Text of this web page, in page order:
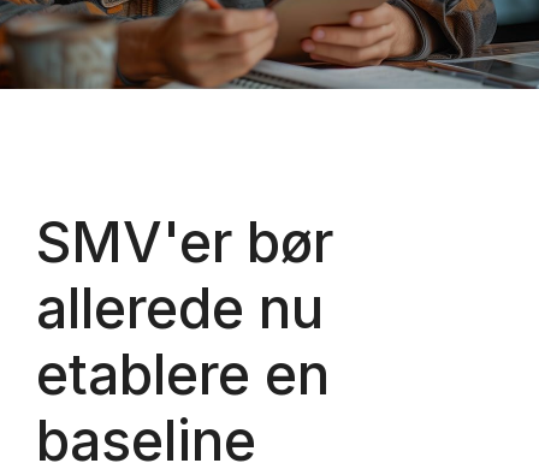
SMV'er bør
allerede nu
etablere en
baseline